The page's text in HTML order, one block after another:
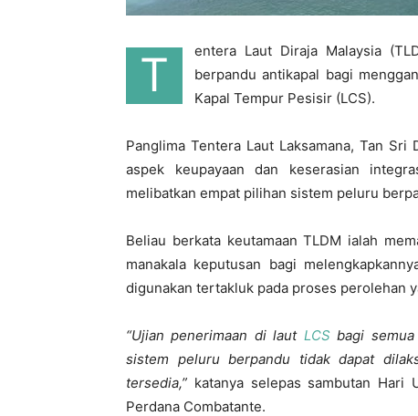
T
entera Laut Diraja Malaysia
berpandu antikapal bagi
Kapal Tempur Pesisir (LCS).
Panglima Tentera Laut Laksamana, Tan
aspek keupayaan dan keserasian
melibatkan empat pilihan sistem peluru
Beliau berkata keutamaan TLDM ialah
manakala keputusan bagi
digunakan tertakluk pada proses perolehan
“Ujian penerimaan di lautLCSbagi semua
sistem peluru berpandu tidak dapat
tersedia,” katanya selepas sambutan Hari
Perdana Combatante.